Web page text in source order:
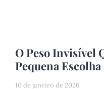
O Peso Invisível
Pequena
10 de janeiro de 2026